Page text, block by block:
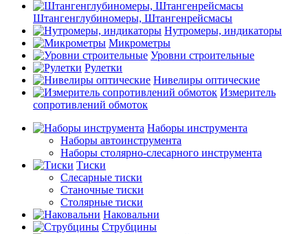
Штангенглубиномеры, Штангенрейсмасы
Нутромеры, индикаторы
Микрометры
Уровни строительные
Рулетки
Нивелиры оптические
Измеритель
сопротивлений обмоток
Наборы инструмента
Наборы автоинструмента
Наборы столярно-слесарного инструмента
Тиски
Слесарные тиски
Станочные тиски
Столярные тиски
Наковальни
Струбцины